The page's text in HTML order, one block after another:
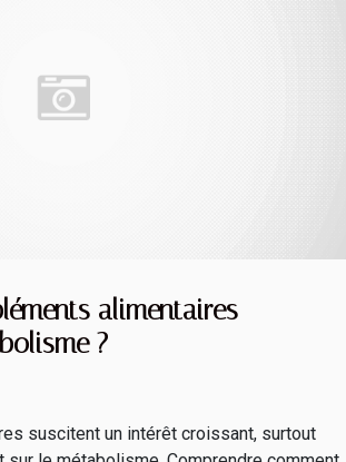
alimentaires
?
suscitent un intérêt croissant, surtout